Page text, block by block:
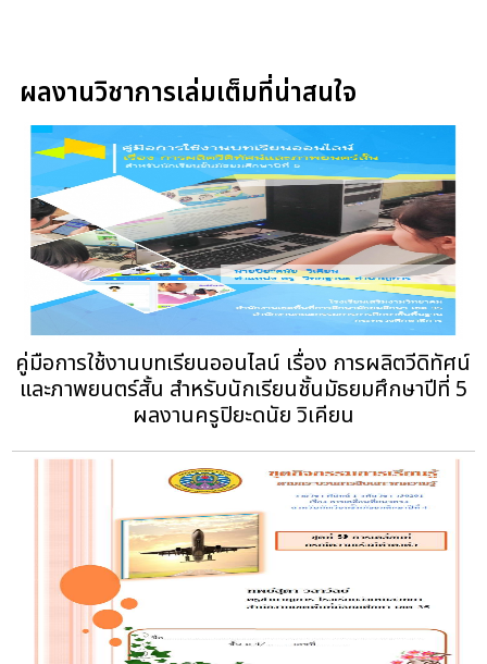
ผลงานวิชาการเล่มเต็มที่น่าสนใจ
คู่มือการใช้งานบทเรียนออนไลน์ เรื่อง การผลิตวีดิทัศน์
และภาพยนตร์สั้น สำหรับนักเรียนชั้นมัธยมศึกษาปีที่ 5
ผลงานครูปิยะดนัย วิเคียน